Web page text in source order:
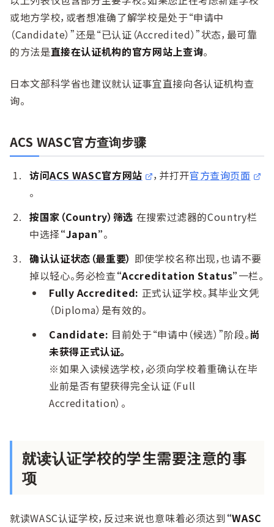
或地方学校，或者想准确了解学校是处于“申请中
（Candidate）”还是“已认证（Accredited）”状态，最可靠
的方法是直接在认证机构的官方网站上查询。
日本文部科学省也建议就认证事宜直接向各认证机构查
询。
ACS WASC官方查询步骤
访问ACS WASC官方网站 ，并打开官方查询页面
。
按国家（Country）筛选 在搜索过滤器的Country栏
中选择“Japan”。
确认认证状态（最重要） 即使学校名称出现，也请不要
掉以轻心。务必检查“Accreditation Status”一栏。
Fully Accredited: 正式认证学校。其毕业文凭
（Diploma）是有效的。
Candidate: 目前处于“申请中（候选）”阶段。尚
未获得正式认证。
※如果入读候选学校，必须向学校着重确认在毕
业前是否有望获得完全认证（Full
Accreditation）。
就读认证学校的学生需要注意的事
项
就读WASC认证学校，反过来说也意味着必须达到“WASC